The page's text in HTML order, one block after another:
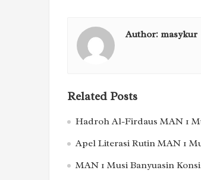
Author: masykur
Related Posts
Hadroh Al-Firdaus MAN 1
Apel Literasi Rutin MAN 1
MAN 1 Musi Banyuasin